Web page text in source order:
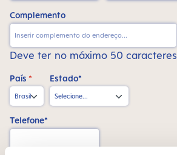
Complemento
Deve ter no máximo 50 caracteres
País * Estado*
Telefone*